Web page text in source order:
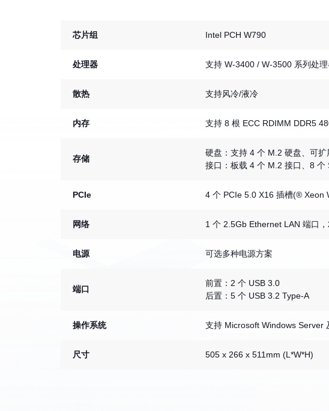
芯片组 Intel PCH W790
处理器 支持 W-3400 / W-3500 系列处
散热 支持风冷/液冷
内存 支持 8 根 ECC RDIMM DDR5
存储
硬盘：支持 4 个 M.2 硬盘、可
接口：板载 4 个 M.2 接口、8 个
PCIe 4 个 PCIe 5.0 X16 插槽(® Xeon
网络 1 个 2.5Gb Ethernet LAN 端口
电源 可选多种电源方案
端口
前置：2 个 USB 3.0
后置：5 个 USB 3.2 Type-A
操作系统 支持 Microsoft Windows Server
尺寸 505 x 266 x 511mm (L*W*H)